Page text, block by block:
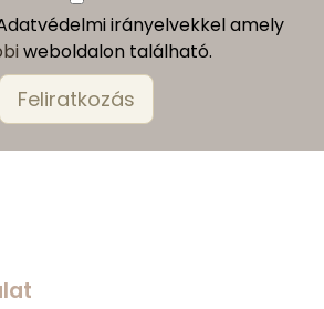
irányelvekkel amely
weboldalon található.